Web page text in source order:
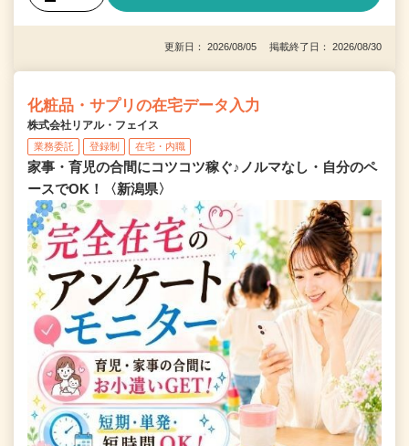
更新日： 2026/08/05 掲載終了日： 2026/08/30
化粧品・サプリの在宅データ入力
株式会社リアル・フェイス
業務委託 登録制 在宅・内職
家事・育児の合間にコツコツ稼ぐ♪ノルマなし・自分のペ
ースでOK！〈新潟県〉